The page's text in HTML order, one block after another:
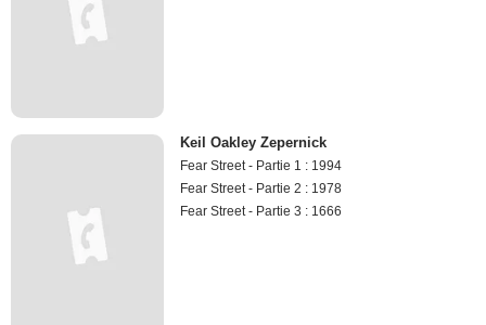
Keil Oakley Zepernick
Fear Street - Partie 1 : 1994
Fear Street - Partie 2 : 1978
Fear Street - Partie 3 : 1666